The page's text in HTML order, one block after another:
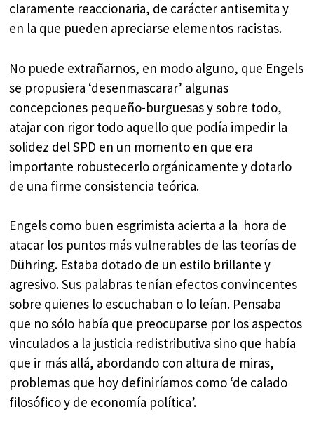
claramente reaccionaria, de carácter antisemita y
en la que pueden apreciarse elementos racistas.
No puede extrañarnos, en modo alguno, que Engels
se propusiera ‘desenmascarar’ algunas
concepciones pequeño-burguesas y sobre todo,
atajar con rigor todo aquello que podía impedir la
solidez del SPD en un momento en que era
importante robustecerlo orgánicamente y dotarlo
de una firme consistencia teórica.
Engels como buen esgrimista acierta a la hora de
atacar los puntos más vulnerables de las teorías de
Dühring. Estaba dotado de un estilo brillante y
agresivo. Sus palabras tenían efectos convincentes
sobre quienes lo escuchaban o lo leían. Pensaba
que no sólo había que preocuparse por los aspectos
vinculados a la justicia redistributiva sino que había
que ir más allá, abordando con altura de miras,
problemas que hoy definiríamos como ‘de calado
filosófico y de economía política’.